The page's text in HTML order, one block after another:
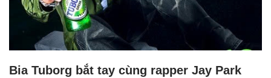
Bia Tuborg bắt tay cùng rapper Jay Park